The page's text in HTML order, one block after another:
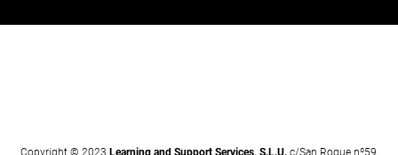
Copyright © 2023 Learning and Support Services, S.L.U.c/San Roque nº59,